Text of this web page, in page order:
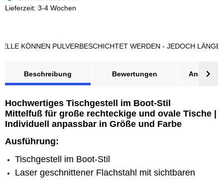
Lieferzeit: 3-4 Wochen
KÖNNEN PULVERBESCHICHTET WERDEN - JEDOCH LÄNGERE
Beschreibung Bewertungen Angebot
Hochwertiges Tischgestell im Boot-Stil
Mittelfuß für große rechteckige und ovale Tische |
Individuell anpassbar in Größe und Farbe
Ausführung:
Tischgestell im Boot-Stil
Laser geschnittener Flachstahl mit sichtbaren